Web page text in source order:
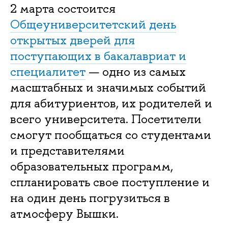
2 марта состоится
Общеуниверситетский день
открытых дверей для
поступающих в бакалавриат и
специалитет — одно из самых
масштабных и значимых событий
для абитуриентов, их родителей и
всего университета. Посетители
смогут пообщаться со студентами
и представителями
образовательных программ,
спланировать свое поступление и
на один день погрузиться в
атмосферу Вышки.